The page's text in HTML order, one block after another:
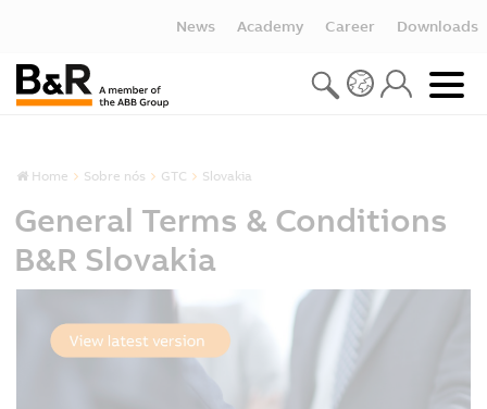
News Academy Career Downloads
Home Sobre nós GTC Slovakia
General Terms & Conditions
B&R Slovakia